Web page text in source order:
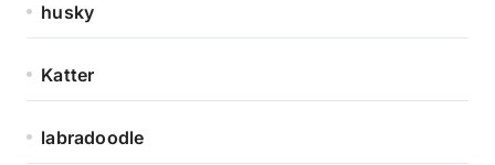
husky
Katter
labradoodle